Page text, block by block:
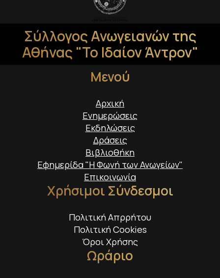
Σύλλογος Ανωγειανών της
Αθήνας "Το Ιδαίον Άντρον"
Μενού
Αρχική
Ενημερώσεις
Εκδηλώσεις
Δράσεις
Βιβλιοθήκη
Εφημερίδα "Η Φωνή των Ανωγείων"
Επικοινωνία
Χρήσιμοι Σύνδεσμοι
Πολιτική Απρρήτου
Πολιτική Cookies
Όροι Χρήσης
Ωράριο